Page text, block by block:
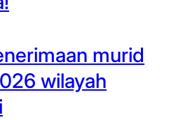
murid
wilayah